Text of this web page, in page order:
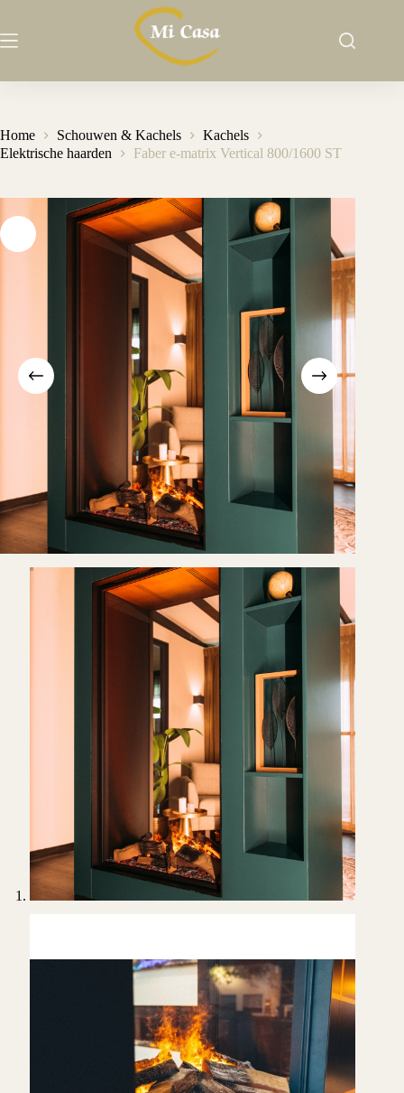
de
Home Schouwen & Kachels
Kachels
Elektrische haarden
Faber e-matrix Vertical 800/1600 ST